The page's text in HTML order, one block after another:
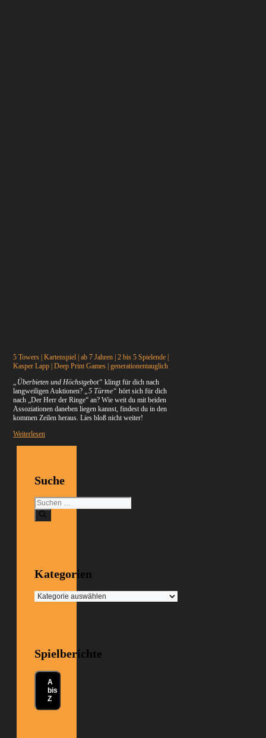
5 Towers | Kartenspiel | ab 7 Jahren | 2 bis 5 Spielende |
Kasper Lapp | Deep Print Games | generationentauglich
„Überbieten und Höchstgebot“ klingt für dich nach
langweiligen Auktionen? „5 Türme“ hört sich für dich
nach „Der Herr der Ringe“ an? Wie weit du mit beiden
Assoziationen daneben liegen kannst, findest du in den
kommen Zeilen heraus. Lies bloß nicht weiter!
Weiterlesen
Suche
Suchen
nach:
Kategorien
Kategorien
Spielberichte
A
bis
Z